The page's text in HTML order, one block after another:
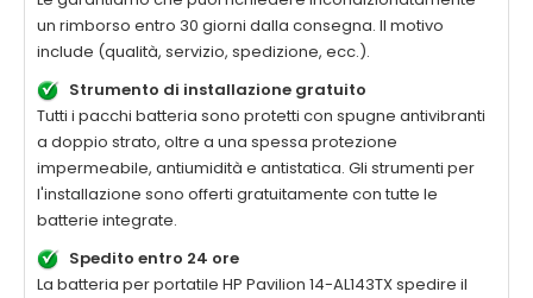
un rimborso entro 30 giorni dalla consegna. Il motivo
include (qualità, servizio, spedizione, ecc.).
Strumento di installazione gratuito
Tutti i pacchi batteria sono protetti con spugne antivibranti
a doppio strato, oltre a una spessa protezione
impermeabile, antiumidità e antistatica. Gli strumenti per
l'installazione sono offerti gratuitamente con tutte le
batterie integrate.
Spedito entro 24 ore
La batteria per portatile HP Pavilion 14-AL143TXspedire il